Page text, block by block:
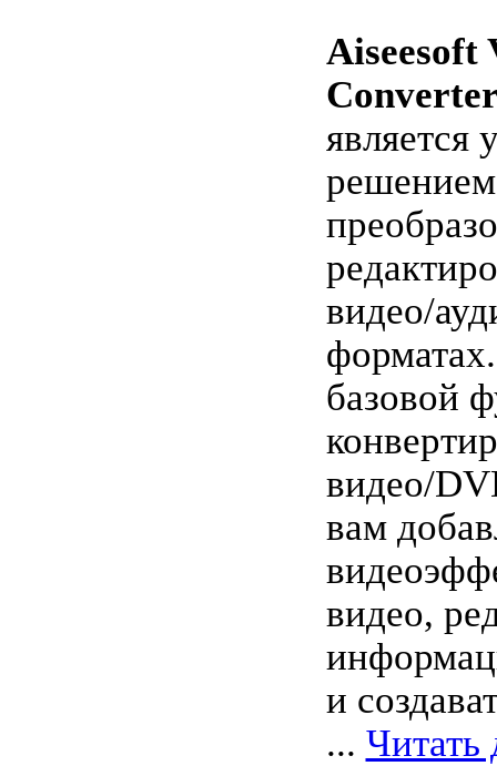
Aiseesoft
является
видео/
базовой
видео/
вам
видео,
и
... Читать